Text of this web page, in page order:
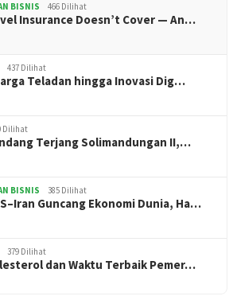
BISNIS 466 Dilihat
Insurance Doesn’t Cover — An…
437 Dilihat
Teladan hingga Inovasi Dig…
Dilihat
Terjang Solimandungan II,…
BISNIS 385 Dilihat
Guncang Ekonomi Dunia, Ha…
379 Dilihat
dan Waktu Terbaik Pemer…